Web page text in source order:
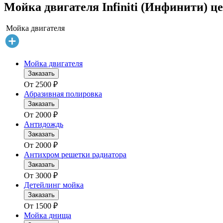
Мойка двигателя Infiniti (Инфинити)
Мойка двигателя
Мойка двигателя
Заказать
От 2500 ₽
Абразивная полировка
Заказать
От 2000 ₽
Антидождь
Заказать
От 2000 ₽
Антихром решетки радиатора
Заказать
От 3000 ₽
Детейлинг мойка
Заказать
От 1500 ₽
Мойка днища